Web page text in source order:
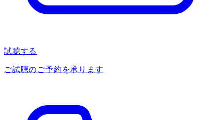
試聴する
ご試聴のご予約を承ります